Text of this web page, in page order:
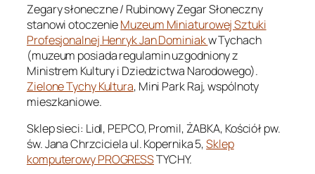
Zegary słoneczne / Rubinowy Zegar Słoneczny
stanowi otoczenieMuzeum Miniaturowej Sztuki
Profesjonalnej Henryk Jan Dominiakw Tychach
(muzeum posiada regulamin uzgodniony z
Ministrem Kultury i Dziedzictwa Narodowego).
Zielone Tychy Kultura, Mini Park Raj, wspólnoty
mieszkaniowe.
Sklep sieci: Lidl, PEPCO, Promil, ŻABKA, Kościół pw.
św. Jana Chrzciciela ul. Kopernika 5,Sklep
komputerowy PROGRESSTYCHY.